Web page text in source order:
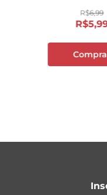
R$6,99
R$5,